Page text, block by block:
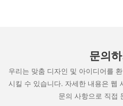
문의하
우리는 맞춤 디자인 및 아이디어를
시킬 수 있습니다. 자세한 내용은 웹
문의 사항으로 직접